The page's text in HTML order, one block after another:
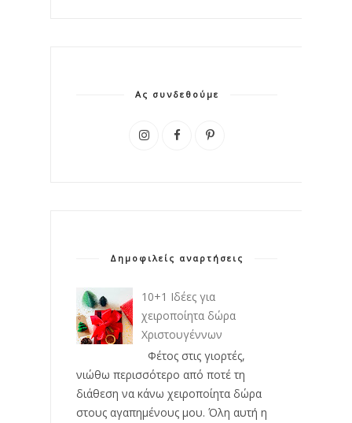
Ας συνδεθούμε
Δημοφιλείς αναρτήσεις
10+1 Ιδέες για
χειροποίητα δώρα
Χριστουγέννων
Φέτος στις γιορτές,
νιώθω περισσότερο από ποτέ τη
διάθεση να κάνω χειροποίητα δώρα
στους αγαπημένους μου. Όλη αυτή η